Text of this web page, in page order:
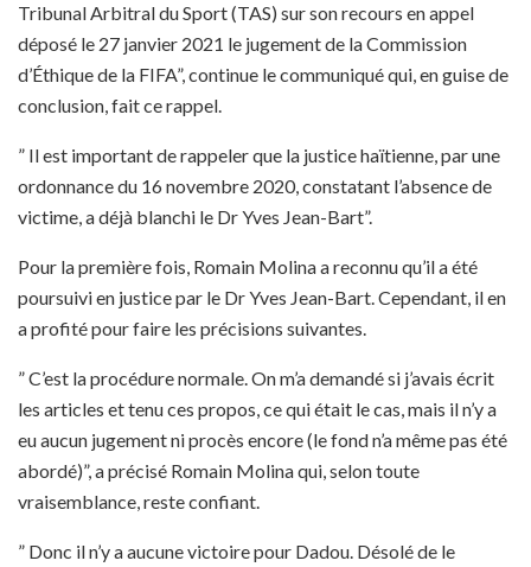
Tribunal Arbitral du Sport (TAS) sur son recours en appel
déposé le 27 janvier 2021 le jugement de la Commission
d’Éthique de la FIFA”, continue le communiqué qui, en guise de
conclusion, fait ce rappel.
” Il est important de rappeler que la justice haïtienne, par une
ordonnance du 16 novembre 2020, constatant l’absence de
victime, a déjà blanchi le Dr Yves Jean-Bart”.
Pour la première fois, Romain Molina a reconnu qu’il a été
poursuivi en justice par le Dr Yves Jean-Bart. Cependant, il en
a profité pour faire les précisions suivantes.
” C’est la procédure normale. On m’a demandé si j’avais écrit
les articles et tenu ces propos, ce qui était le cas, mais il n’y a
eu aucun jugement ni procès encore (le fond n’a même pas été
abordé)”, a précisé Romain Molina qui, selon toute
vraisemblance, reste confiant.
” Donc il n’y a aucune victoire pour Dadou. Désolé de le